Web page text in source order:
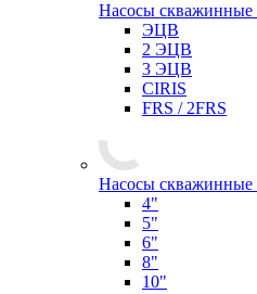
Насосы
ЭЦВ
2 ЭЦВ
3 ЭЦВ
CIRIS
FRS / 2FRS
Насосы скважинные
4"
5"
6"
8"
10"